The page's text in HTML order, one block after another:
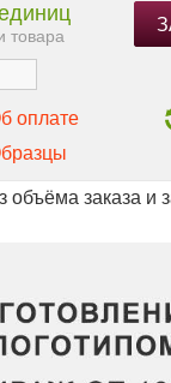
товара
оплате
объёма заказа и